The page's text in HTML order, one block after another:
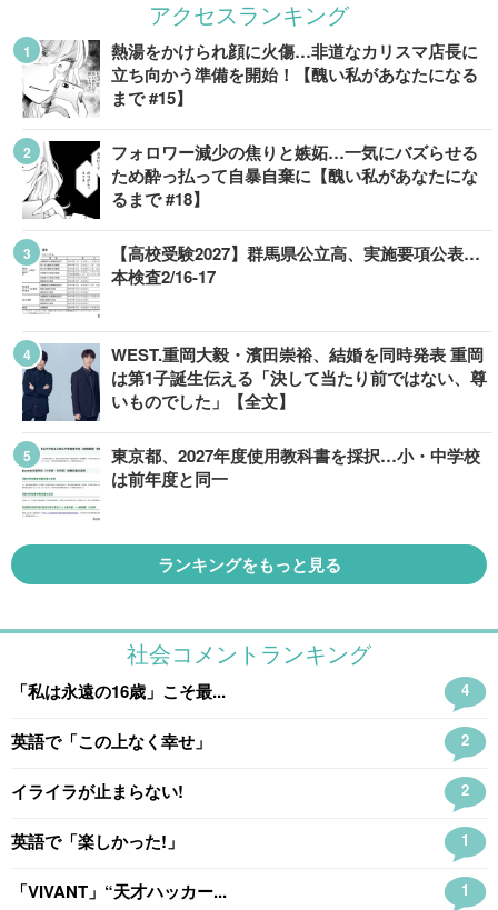
アクセスランキング
熱湯をかけられ顔に火傷…非道なカリスマ店長に
立ち向かう準備を開始！【醜い私があなたになる
まで #15】
フォロワー減少の焦りと嫉妬…一気にバズらせる
ため酔っ払って自暴自棄に【醜い私があなたにな
るまで #18】
【高校受験2027】群馬県公立高、実施要項公表…
本検査2/16-17
WEST.重岡大毅・濱田崇裕、結婚を同時発表 重岡
は第1子誕生伝える「決して当たり前ではない、尊
いものでした」【全文】
東京都、2027年度使用教科書を採択…小・中学校
は前年度と同一
ランキングをもっと見る